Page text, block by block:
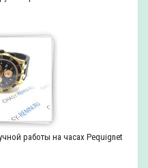
работы на часах Pequignet